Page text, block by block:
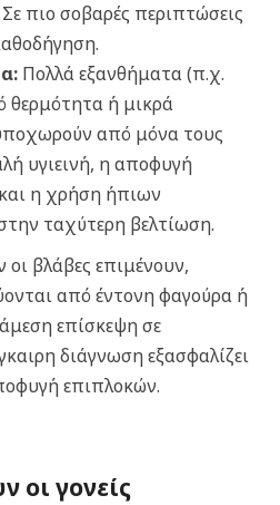
πιο σοβαρές περιπτώσεις
Πολλά εξανθήματα (π.χ.
θερμότητα ή μικρά
από μόνα τους
υγιεινή, η αποφυγή
η χρήση ήπιων
ταχύτερη βελτίωση.
οι βλάβες επιμένουν,
από έντονη φαγούρα ή
επίσκεψη σε
διάγνωση εξασφαλίζει
επιπλοκών.
οι γονείς